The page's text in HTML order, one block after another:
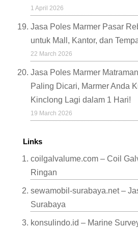
1 April 2026
Jasa Poles Marmer Pasar
untuk Mall, Kantor, dan
22 March 2026
Jasa Poles Marmer
Paling Dicari, Marmer Anda
Kinclong Lagi dalam 1 Hari!
19 March 2026
Links
coilgalvalume.com – Coil
Ringan
sewamobil-surabaya.net –
Surabaya
konsulindo.id – Marine